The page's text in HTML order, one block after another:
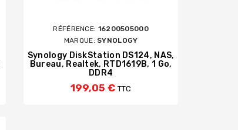
RÉFÉRENCE: 16200505000
MARQUE: SYNOLOGY
Synology DiskStation DS124, NAS,
Bureau, Realtek, RTD1619B, 1 Go,
DDR4
199,05 €TTC